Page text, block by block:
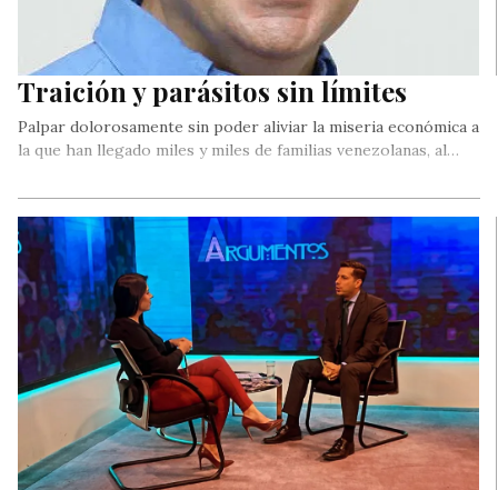
Traición y parásitos sin límites
Palpar dolorosamente sin poder aliviar la miseria económica a
la que han llegado miles y miles de familias venezolanas, al…